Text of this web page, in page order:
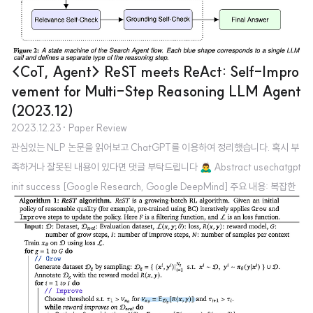
<CoT, Agent> ReST meets ReAct: Self-Impro
vement for Multi-Step Reasoning LLM Agent
(2023.12)
2023.12.23 · Paper Review
관심있는 NLP 논문을 읽어보고 ChatGPT를 이용하여 정리했습니다. 혹시 부
족하거나 잘못된 내용이 있다면 댓글 부탁드립니다 🙇‍♂️ Abstract usechatgpt
init success [Google Research, Google DeepMind] 주요 내용: 복잡한
자연어 질문에 답하기 위해 다단계 추론과 외부 정보 통합이 필요합니다. 이를
위해 대규모 언어 모델(LLM)과 지식 검색을 결합한 시스템이 개발되었으나,
이들 시스템은 다양한 실패 사례를 겪고 있습니다. 문제점: 이러한 시스템들은
외부 지식과의 상호작용이 비차별화(non-differentiable)되기 때문에 직접 e
nd-to-end로 훈련시켜 실패를 수정할 수 없습니다. 해결 방안: 이를 해결하기
위해 외부 지식에 대해 추론하고 ..